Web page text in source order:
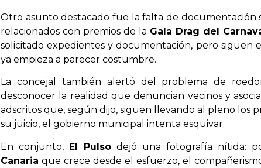
Otro asunto destacado fue la falta de documentación
relacionados con premios de la Gala Drag del
solicitado expedientes y documentación, pero siguen
ya empieza a parecer costumbre.
La concejal también alertó del problema de
desconocer la realidad que denuncian vecinos y
adscritos que, según dijo, siguen llevando al pleno los
su juicio, el gobierno municipal intenta esquivar.
En conjunto, El Pulso dejó una fotografía nítida:
Canaria que crece desde el esfuerzo, el